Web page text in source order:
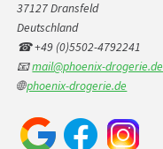
37127 Dransfeld
Deutschland
☎ +49 (0)5502-4792241
📧mail@phoenix-drogerie.de
🌐phoenix-drogerie.de